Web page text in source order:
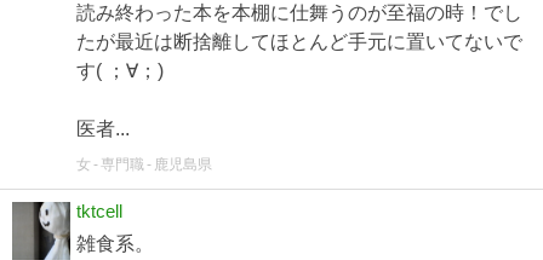
読み終わった本を本棚に仕舞うのが至福の時！でし
たが最近は断捨離してほとんど手元に置いてないで
す( ；∀；)
医者...
女 専門職 鹿児島県
tktcell
雑食系。